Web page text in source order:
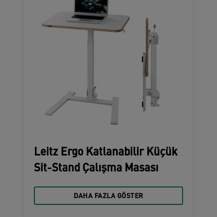
Leitz Ergo Katlanabilir Küçük
Sit-Stand Çalışma Masası
DAHA FAZLA GÖSTER